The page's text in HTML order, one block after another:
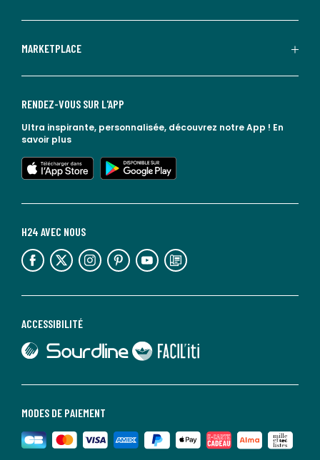
MARKETPLACE
MODES DE PAIEMENT
ACCESSIBILITÉ
lien vers Sourdline
lien vers Faciliti
H24 AVEC NOUS
lien vers l'espace réseaux sociaux lien vers l'espace réseaux sociaux lien vers l'espace réseaux sociaux lien vers l'espace réseaux sociaux lien vers l'espace réseaux sociaux lien vers le blog la redoute
RENDEZ-VOUS SUR L'APP
Ultra inspirante, personnalisée, découvrez notre App ! En
savoir plus
lien vers l'app store
lien vers google play